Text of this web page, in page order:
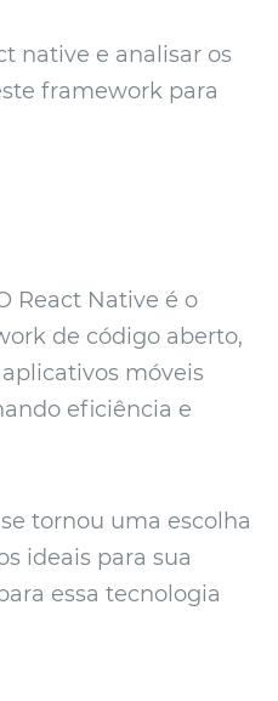
native e analisar os
framework para
React Native é o
de código aberto,
móveis
eficiência e
tornou uma escolha
ideais para sua
essa tecnologia